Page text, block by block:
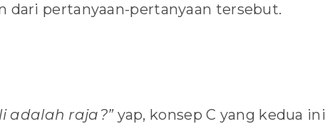
dari pertanyaan-pertanyaan tersebut.
adalah raja?”yap, konsep C yang kedua ini